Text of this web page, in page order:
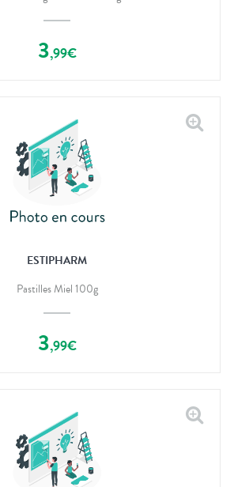
3,99€
ESTIPHARM
Pastilles Miel 100g
3,99€